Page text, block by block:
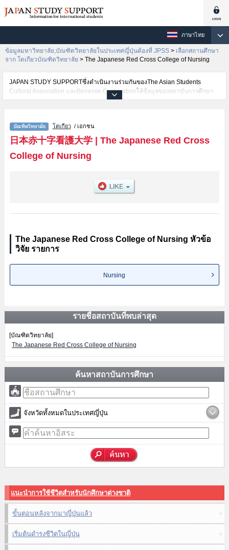
ภาษาไทย
ข้อมูลมหาวิทยาลัย,บัณฑิตวิทยาลัยในประเทศญี่ปุ่นต้องที่ JPSS > เลือกสถานศึกษา
จาก โตเกียวบัณฑิตวิทยาลัย > The Japanese Red Cross College of Nursing
JAPAN STUDY SUPPORTซึ่งดำเนินงานร่วมกันของThe Asian Students
Cultural Association และBenesse Corporationให้ข้อมูลของสถาบันการศึกษา
ระดับมหาวิทยาลัย・บัณฑิตวิทยาลัย・วิทยาลัยระดับอนุปริญญา・วิทยาลัย
จำเป็นสำหรับนักศึกษาต่างชาติเช่นNursing เป็นต้น,ข้อมูลของแต่ละสาขา
วิจัย,ข้อมูลการสอบคัดเลือกเข้าศึกษาเช่นจำนวนคนที่รับสมัครหรือจำนวนคนที่
ผ่านการสอบคัดเลือกเป็นต้น,แนะนำสถานที่,การเดินทางเป็นต้นไว้ด้วยดังนั้นขอ
เชิญใช้บริการค้นหาข้อมูลตามอัธยาศัย
โตเกียว/ เอกชน
日本赤十字看護大学| The Japanese Red Cross
College of Nursing
The Japanese Red Cross College of Nursing หัวข้อ
วิจัย รายการ
Nursing
รายชื่อสถาบันที่พบล่าสุด
[บัณฑิตวิทยาลัย]
The Japanese Red Cross College of Nursing
ค้นหาสถาบันการศึกษา
จังหวัดทั้งหมดในประเทศญี่ปุ่น
แนะนำการใช้ชีวิตสำหรับนักศึกษาต่างชาติ
ขั้นตอนหลังจากมาญี่ปุ่นแล้ว
เริ่มต้นดำรงชีวิตในญี่ปุ่น